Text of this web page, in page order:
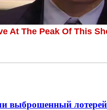
выброшенный